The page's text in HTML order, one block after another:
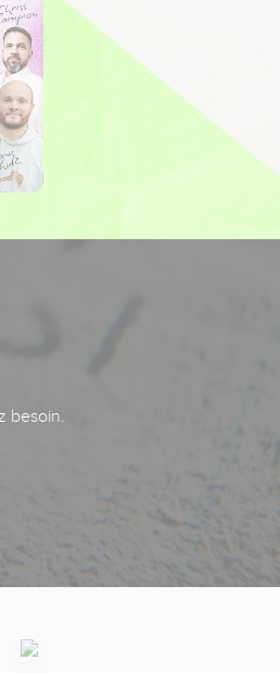
besoin.